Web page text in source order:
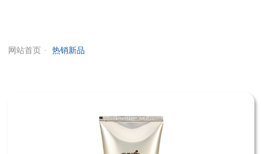
网站首页 热销新品